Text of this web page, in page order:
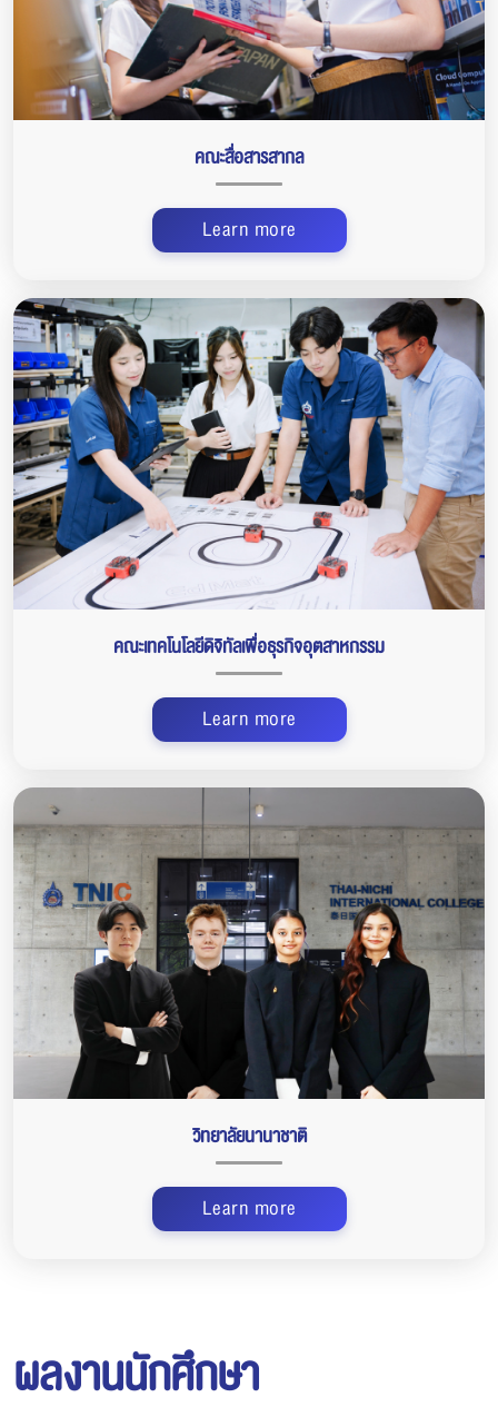
คณะสื่อสารสากล
Learn more
คณะเทคโนโลยีดิจิทัลเพื่อธุรกิจอุตสาหกรรม
Learn more
วิทยาลัยนานาชาติ
Learn more
ผลงานนักศึกษา